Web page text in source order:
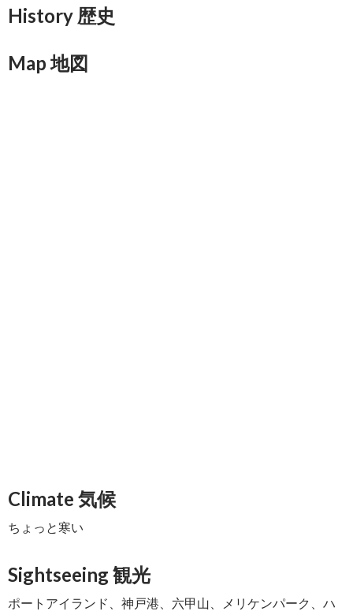
History 歴史
Map 地図
Climate 気候
ちょっと寒い
Sightseeing 観光
ポートアイランド、神戸港、六甲山、メリケンパーク、ハ